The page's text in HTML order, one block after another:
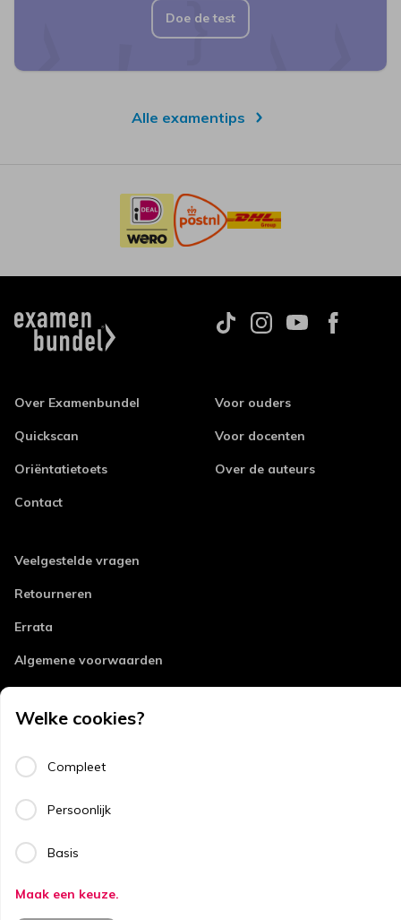
Doe de test
Alle examentips
Over Examenbundel
Quickscan
Oriëntatietoets
Contact
Voor ouders
Voor docenten
Over de auteurs
Veelgestelde vragen
Retourneren
Errata
Algemene voorwaarden
Privacy
Copyright
ThiemeMeulenhoff.
Welke cookies?
Compleet
Persoonlijk
Basis
Maak een keuze.